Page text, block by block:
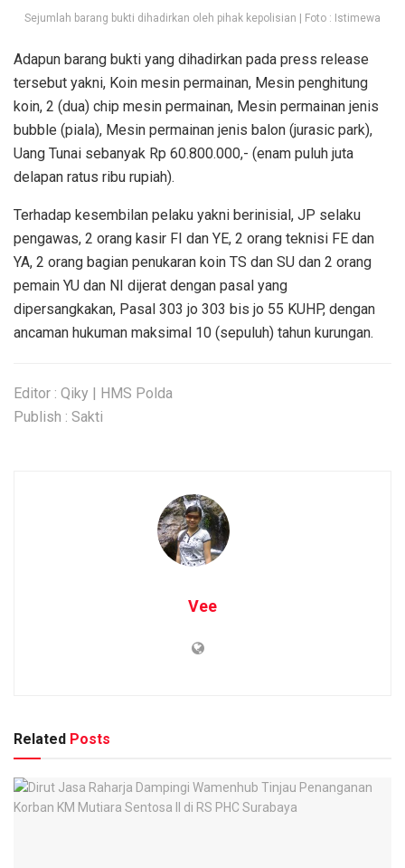
Sejumlah barang bukti dihadirkan oleh pihak kepolisian | Foto : Istimewa
Adapun barang bukti yang dihadirkan pada press release
tersebut yakni, Koin mesin permainan, Mesin penghitung
koin, 2 (dua) chip mesin permainan, Mesin permainan jenis
bubble (piala), Mesin permainan jenis balon (jurasic park),
Uang Tunai sebanyak Rp 60.800.000,- (enam puluh juta
delapan ratus ribu rupiah).
Terhadap kesembilan pelaku yakni berinisial, JP selaku
pengawas, 2 orang kasir FI dan YE, 2 orang teknisi FE dan
YA, 2 orang bagian penukaran koin TS dan SU dan 2 orang
pemain YU dan NI dijerat dengan pasal yang
dipersangkakan, Pasal 303 jo 303 bis jo 55 KUHP, dengan
ancaman hukuman maksimal 10 (sepuluh) tahun kurungan.
Editor : Qiky | HMS Polda
Publish : Sakti
Vee
Related Posts